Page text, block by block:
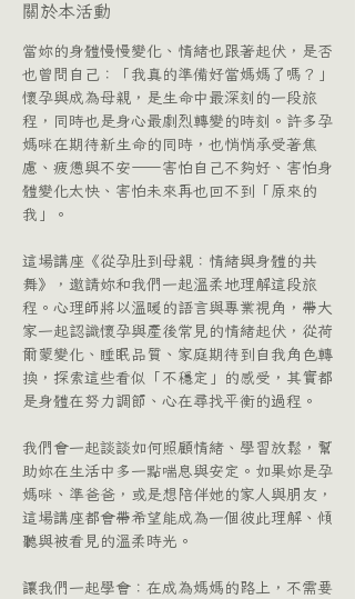
關於本活動
當妳的身體慢慢變化、情緒也跟著起伏，是否
也曾問自己：「我真的準備好當媽媽了嗎？」
懷孕與成為母親，是生命中最深刻的一段旅
程，同時也是身心最劇烈轉變的時刻。許多孕
媽咪在期待新生命的同時，也悄悄承受著焦
慮、疲憊與不安——害怕自己不夠好、害怕身
體變化太快、害怕未來再也回不到「原來的
我」。
這場講座《從孕肚到母親：情緒與身體的共
舞》，邀請妳和我們一起溫柔地理解這段旅
程。心理師將以溫暖的語言與專業視角，帶大
家一起認識懷孕與產後常見的情緒起伏，從荷
爾蒙變化、睡眠品質、家庭期待到自我角色轉
換，探索這些看似「不穩定」的感受，其實都
是身體在努力調節、心在尋找平衡的過程。
我們會一起談談如何照顧情緒、學習放鬆，幫
助妳在生活中多一點喘息與安定。如果妳是孕
媽咪、準爸爸，或是想陪伴她的家人與朋友，
這場講座都會帶希望能成為一個彼此理解、傾
聽與被看見的溫柔時光。
讓我們一起學會：在成為媽媽的路上，不需要